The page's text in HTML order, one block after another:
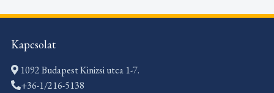
Kapcsolat
1092 Budapest Kinizsi utca 1-7.
+36-1/216-5138